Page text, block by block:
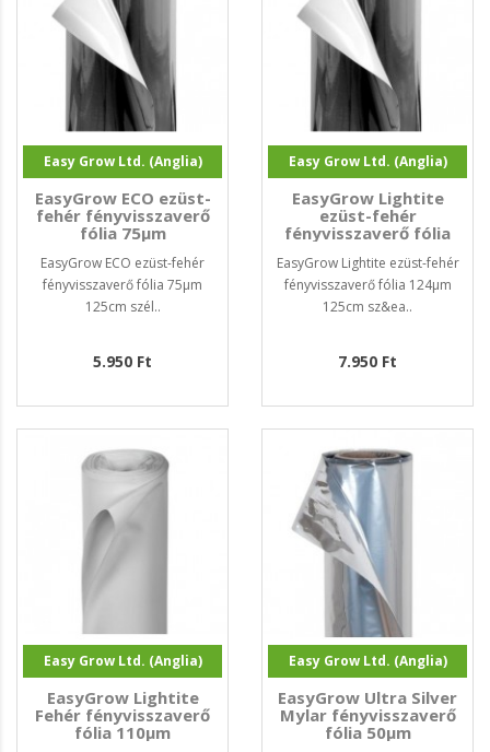
Easy Grow Ltd. (Anglia)
EasyGrow ECO ezüst-
fehér fényvisszaverő
fólia 75µm
EasyGrow ECO ezüst-fehér
fényvisszaverő fólia 75µm
125cm szél..
5.950 Ft
Easy Grow Ltd. (Anglia)
EasyGrow Lightite
ezüst-fehér
fényvisszaverő fólia
EasyGrow Lightite ezüst-fehér
fényvisszaverő fólia 124µm
125cm sz&ea..
7.950 Ft
Easy Grow Ltd. (Anglia)
EasyGrow Lightite
Fehér fényvisszaverő
fólia 110µm
Easy Grow Ltd. (Anglia)
EasyGrow Ultra Silver
Mylar fényvisszaverő
fólia 50µm